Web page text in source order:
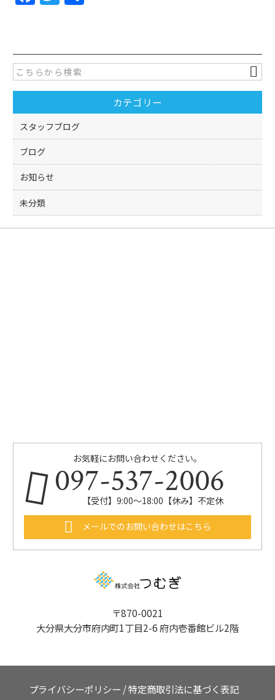
a
e
b
o
o
k
w
er
カテゴリー
スタッフブログ
ブログ
お知らせ
未分類
お気軽にお問い合わせください。
097-537-2006
【受付】9:00～18:00【休み】不定休
メールでのお問い合わせはこちら
〒870-0021
大分県大分市府内町1丁目2-6 府内壱番館ビル2階
プライバシーポリシー /特定商取引法に基づく表記